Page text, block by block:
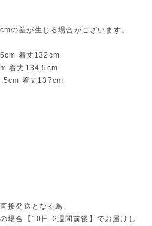
の差が生じる場合がございます。
着丈132cm
着丈134.5cm
着丈137cm
接発送となる為、
場合【10日-2週間前後】でお届けし